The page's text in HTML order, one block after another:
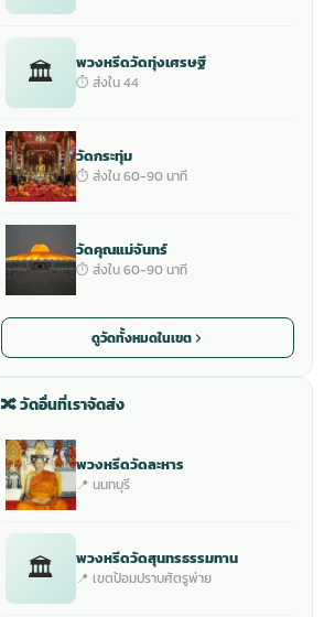
🏛 พวงหรีดวัดทุ่งเศรษฐี
⏱ ส่งใน 44
วัดกระทุ่ม
⏱ ส่งใน 60-90 นาที
วัดคุณแม่จันทร์
⏱ ส่งใน 60-90 นาที
ดูวัดทั้งหมดในเขต
🔀 วัดอื่นที่เราจัดส่ง
พวงหรีดวัดละหาร
📍 นนทบุรี
🏛 พวงหรีดวัดสุนทรธรรมทาน
📍 เขตป้อมปราบศัตรูพ่าย